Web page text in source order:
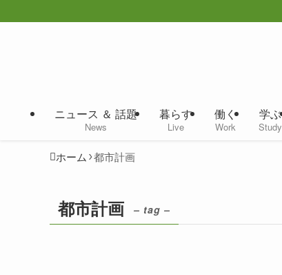
ニュース ＆ 話題
News
暮らす
Live
働く
Work
学ぶ
Study
ホーム 都市計画
都市計画 – tag –